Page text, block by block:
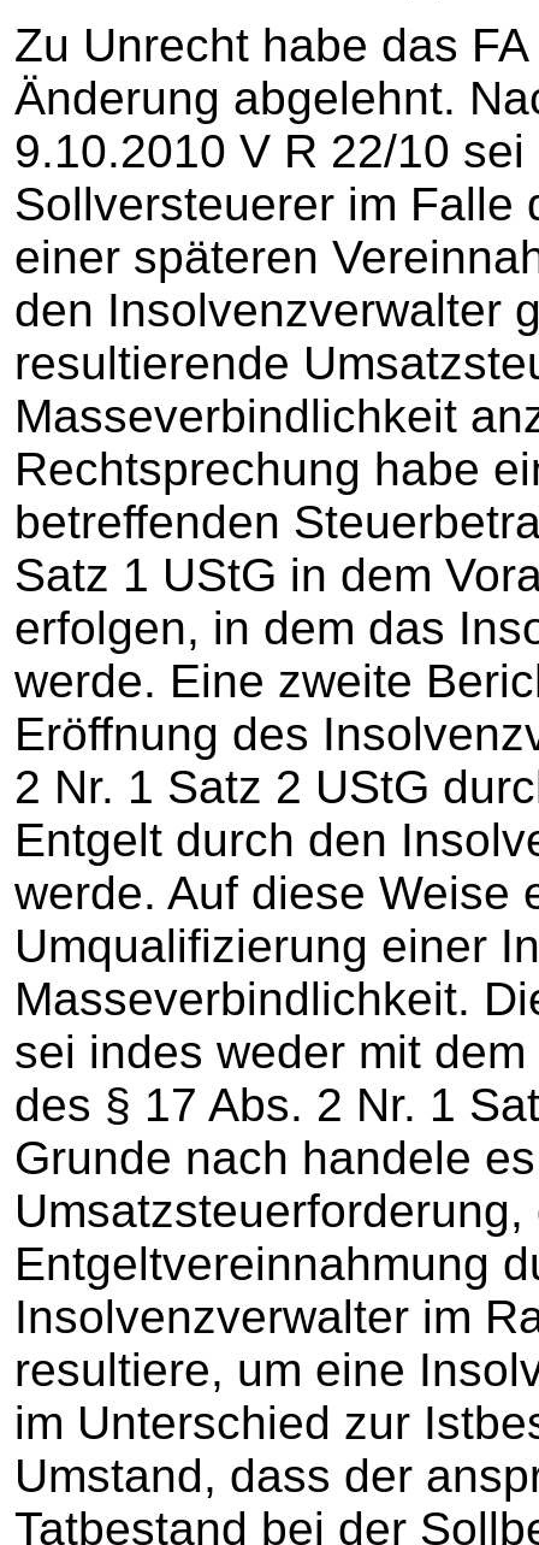
Zu Unrecht habe das
Änderung abgelehnt.
9.10.2010 V R 22/10
Sollversteuerer im Falle
einer späteren
den Insolvenzverwalter
resultierende
Masseverbindlichkeit
Rechtsprechung habe
betreffenden
Satz 1 UStG in dem
erfolgen, in dem das
werde. Eine zweite
Eröffnung des
2 Nr. 1 Satz 2 UStG
Entgelt durch den
werde. Auf diese Weise
Umqualifizierung einer
Masseverbindlichkeit.
sei indes weder mit
des § 17 Abs. 2 Nr. 1
Grunde nach handele
Entgeltvereinnahmung
Insolvenzverwalter im
resultiere, um eine
im Unterschied zur
Umstand, dass der
Tatbestand bei der